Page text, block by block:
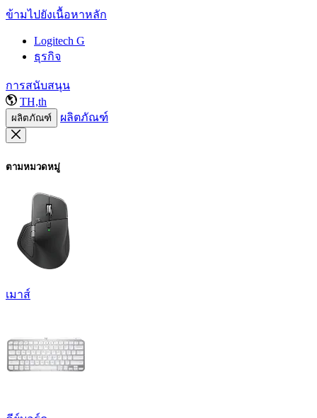
ข้ามไปยังเนื้อหาหลัก
Logitech G
ธุรกิจ
การสนับสนุน
TH,th
ผลิตภัณฑ์ ผลิตภัณฑ์
ตามหมวดหมู่
เมาส์